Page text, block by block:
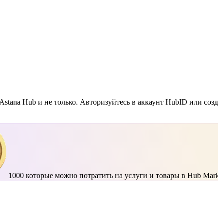
Hub и не только. Авторизуйтесь в аккаунт HubID или
1000 которые можно потратить на услуги и товары в Hub